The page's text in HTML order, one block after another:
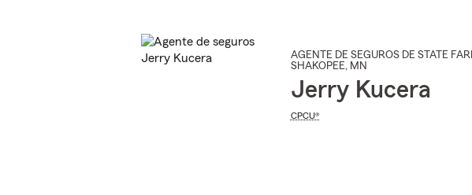
AGENTE DE SEGUROS DE STATE
SHAKOPEE, MN
Jerry Kucera
CPCU®